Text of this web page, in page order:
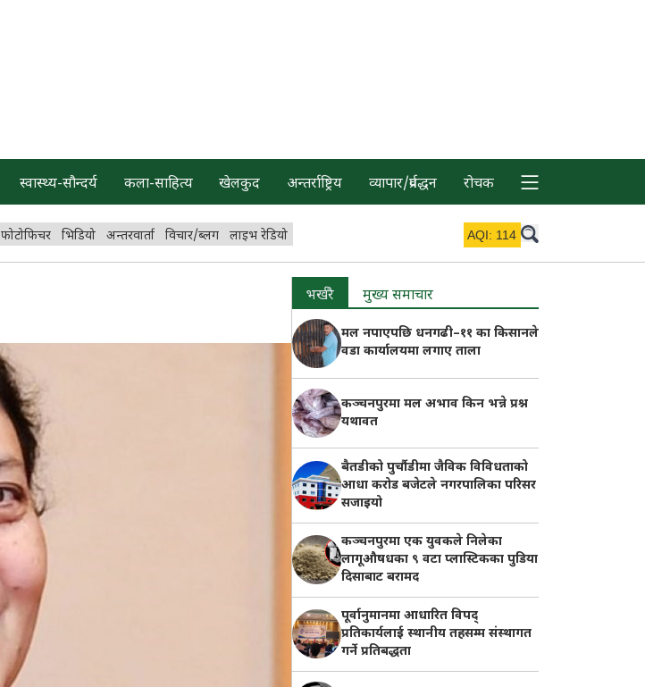
स्वास्थ्य-सौन्दर्य कला-साहित्य खेलकुद अन्तर्राष्ट्रिय व्यापार/प्रर्वद्धन रोचक
फोटोफिचर भिडियो अन्तरवार्ता विचार/ब्लग लाइभ रेडियो AQI: 114
भर्खरै मुख्य समाचार
मल नपाएपछि धनगढी–११ का किसानले
वडा कार्यालयमा लगाए ताला
कञ्चनपुरमा मल अभाव किन भन्ने प्रश्न
यथावत
बैतडीको पुर्चौडीमा जैविक विविधताको
आधा करोड बजेटले नगरपालिका परिसर
सजाइयो
कञ्चनपुरमा एक युवकले निलेका
लागूऔषधका ९ वटा प्लास्टिकका पुडिया
दिसाबाट बरामद
पूर्वानुमानमा आधारित विपद्
प्रतिकार्यलाई स्थानीय तहसम्म संस्थागत
गर्ने प्रतिबद्धता